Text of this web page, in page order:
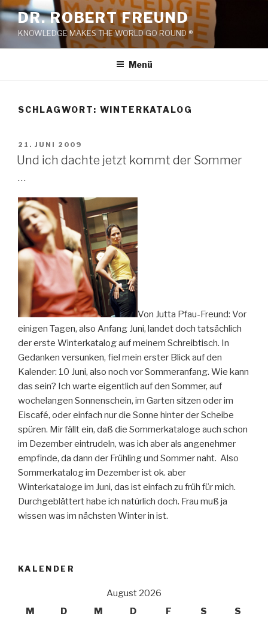
Zum
Inhalt
springen
DR. ROBERT FREUND
KNOWLEDGE MAKES THE WORLD GO ROUND ®
Menü
SCHLAGWORT: WINTERKATALOG
VERÖFFENTLICHT
AM
21. JUNI 2009
Und ich dachte jetzt kommt der Sommer
…
Von Jutta Pfau-Freund: Vor
einigen Tagen, also Anfang Juni, landet doch tatsächlich
der erste Winterkatalog auf meinem Schreibtisch. In
Gedanken versunken, fiel mein erster Blick auf den
Kalender: 10 Juni, also noch vor Sommeranfang. Wie kann
das sein? Ich warte eigentlich auf den Sommer, auf
wochelangen Sonnenschein, im Garten sitzen oder im
Eiscafé, oder einfach nur die Sonne hinter der Scheibe
spüren. Mir fällt ein, daß die Sommerkataloge auch schon
im Dezember eintrudeln, was ich aber als angenehmer
empfinde, da dann der Frühling und Sommer naht. Also
Sommerkatalog im Dezember ist ok. aber
Winterkataloge im Juni, das ist einfach zu früh für mich.
Durchgeblättert habe ich natürlich doch. Frau muß ja
wissen was im nächsten Winter in ist.
KALENDER
August 2026
M
D M D F S S